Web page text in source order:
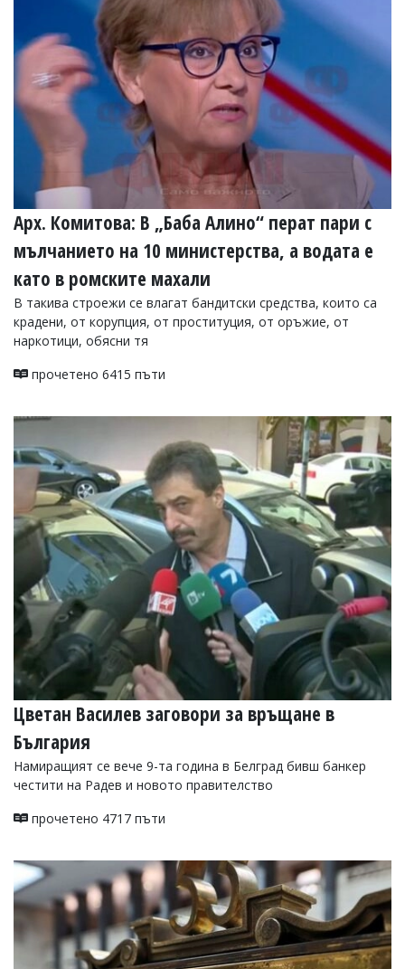
Арх. Комитова: В „Баба Алино“ перат пари с
мълчанието на 10 министерства, а водата е
като в ромските махали
В такива строежи се влагат бандитски средства, които са
крадени, от корупция, от проституция, от оръжие, от
наркотици, обясни тя
прочетено 6415 пъти
Цветан Василев заговори за връщане в
България
Намиращият се вече 9-та година в Белград бивш банкер
честити на Радев и новото правителство
прочетено 4717 пъти